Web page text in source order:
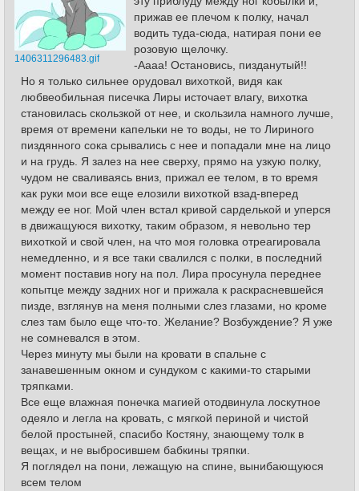
1406311296483.gif
прижав ее плечом к полку, начал
водить туда-сюда, натирая пони ее
розовую щелочку.
-Аааа! Остановись, пизданутый!!
Но я только сильнее орудовал вихоткой, видя как
любвеобильная писечка Лиры источает влагу, вихотка
становилась скользкой от нее, и скользила намного лучше,
время от времени капельки не то воды, не то Лириного
пиздянного сока срывались с нее и попадали мне на лицо
и на грудь. Я залез на нее сверху, прямо на узкую полку,
чудом не сваливаясь вниз, прижал ее телом, в то время
как руки мои все еще елозили вихоткой взад-вперед
между ее ног. Мой член встал кривой сарделькой и уперся
в движащуюся вихотку, таким образом, я невольно тер
вихоткой и свой член, на что моя головка отреагировала
немедленно, и я все таки свалился с полки, в последний
момент поставив ногу на пол. Лира просунула переднее
копытце между задних ног и прижала к раскрасневшейся
пизде, взглянув на меня полными слез глазами, но кроме
слез там было еще что-то. Желание? Возбуждение? Я уже
не сомневался в этом.
Через минуту мы были на кровати в спальне с
занавешенным окном и сундуком с какими-то старыми
тряпками.
Все еще влажная понечка магией отодвинула лоскутное
одеяло и легла на кровать, с мягкой периной и чистой
белой простыней, спасибо Костяну, знающему толк в
вещах, и не выбросившем бабкины тряпки.
Я поглядел на пони, лежащую на спине, вынибающуюся
всем телом